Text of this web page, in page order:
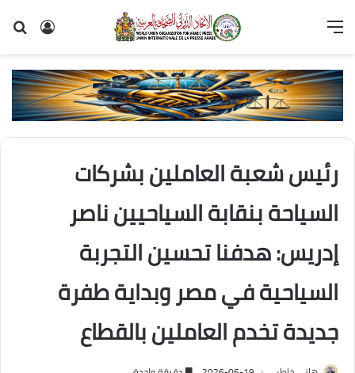
تسجيل
القائمة
رئيس شعبة العاملين بشركات
السياحة بنقابة السياحيين ناصر
إدريس: هدفنا تحسين التجربة
السياحية في مصر وبداية طفرة
جديدة تخدم العاملين بالقطاع